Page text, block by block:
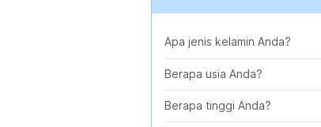
Apa jenis kelamin Anda?
Berapa usia Anda?
Berapa tinggi Anda?